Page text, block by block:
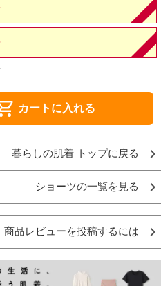
カートに入れる
暮らしの肌着 トップに戻る
ショーツの一覧を見る
商品レビューを投稿するには